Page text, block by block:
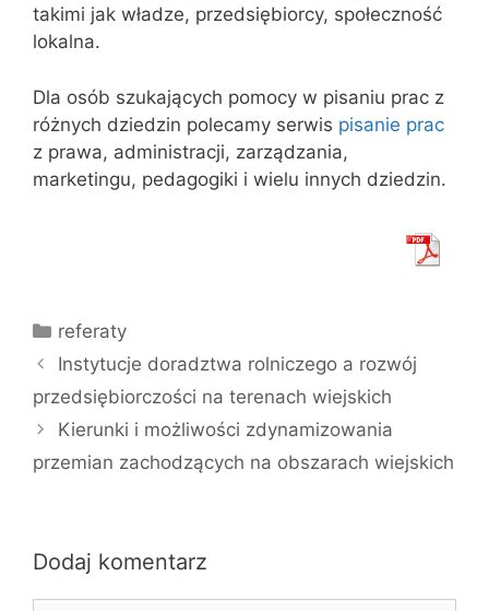
takimi jak władze, przedsiębiorcy, społeczność
lokalna.
Dla osób szukających pomocy w pisaniu prac z
różnych dziedzin polecamy serwis pisanie prac
z prawa, administracji, zarządzania,
marketingu, pedagogiki i wielu innych dziedzin.
Kategorie
referaty
Instytucje doradztwa rolniczego a rozwój
przedsiębiorczości na terenach wiejskich
Kierunki i możliwości zdynamizowania
przemian zachodzących na obszarach wiejskich
Dodaj komentarz